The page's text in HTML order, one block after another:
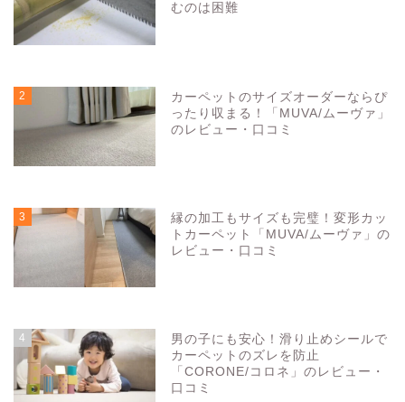
むのは困難
2
カーペットのサイズオーダーならぴ
ったり収まる！「MUVA/ムーヴァ」
のレビュー・口コミ
3
縁の加工もサイズも完璧！変形カッ
トカーペット「MUVA/ムーヴァ」の
レビュー・口コミ
4
男の子にも安心！滑り止めシールで
カーペットのズレを防止
「CORONE/コロネ」のレビュー・
口コミ